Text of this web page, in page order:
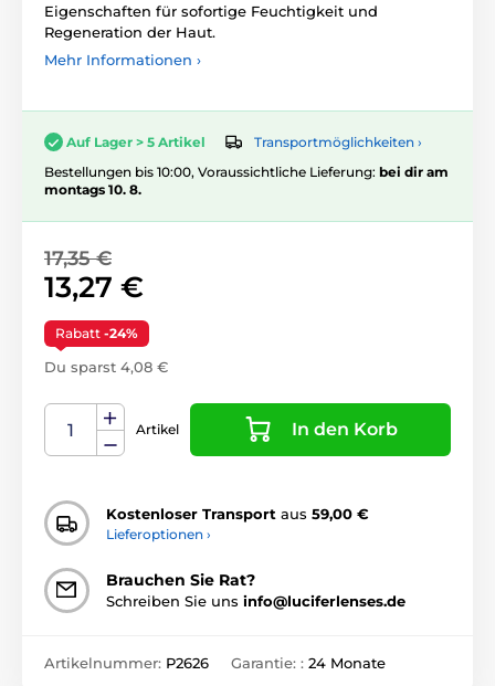
Eigenschaften für sofortige Feuchtigkeit und
Regeneration der Haut.
Mehr Informationen ›
Auf Lager > 5 Artikel
Transportmöglichkeiten ›
Bestellungen bis 10:00, Voraussichtliche Lieferung: bei dir am
montags 10. 8.
17,35 €
13,27 €
Rabatt -24%
Du sparst 4,08 €
Artikel In den Korb
Kostenloser Transport aus 59,00 €
Lieferoptionen ›
Brauchen Sie Rat?
Schreiben Sie uns info@luciferlenses.de
Artikelnummer: P2626 Garantie: : 24 Monate